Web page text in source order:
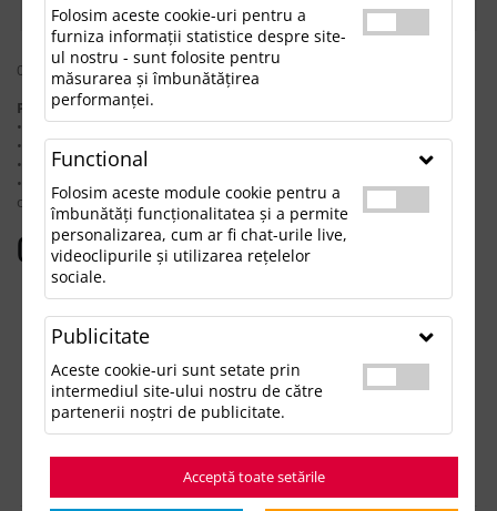
0 rezultate pentru: "geantadocumenteverse"
Pentru a găsi produsul dorit, încearcă următoarele:
• Verifică dacă ai scris corect termenii.
• Încearcă să foloseşti sinonime.
• Încearcă din nou, folosind o căutare mai generală.
• Ne poţi contacta telefonic la 021.336.03.32 sau prin email la
office@updateadv.ro şi te ajutăm să găseşti produsul dorit.
Categorii populare
Accesorii birou
Accesorii mancare si bautura
Accesorii Tech si Gadgeturi
Haine de Munca
Imbracaminte si Accesorii
Lifestyle si Timp Liber
Ocazii și Evenimente Tematice
Folosim aceste cookie-uri pentru a
furniza informații statistice despre site-
ul nostru - sunt folosite pentru
măsurarea și îmbunătățirea
performanței.
Functional
Folosim aceste module cookie pentru a
îmbunătăți funcționalitatea și a permite
personalizarea, cum ar fi chat-urile live,
videoclipurile și utilizarea rețelelor
sociale.
Publicitate
Aceste cookie-uri sunt setate prin
intermediul site-ului nostru de către
partenerii noștri de publicitate.
Acceptă toate setările